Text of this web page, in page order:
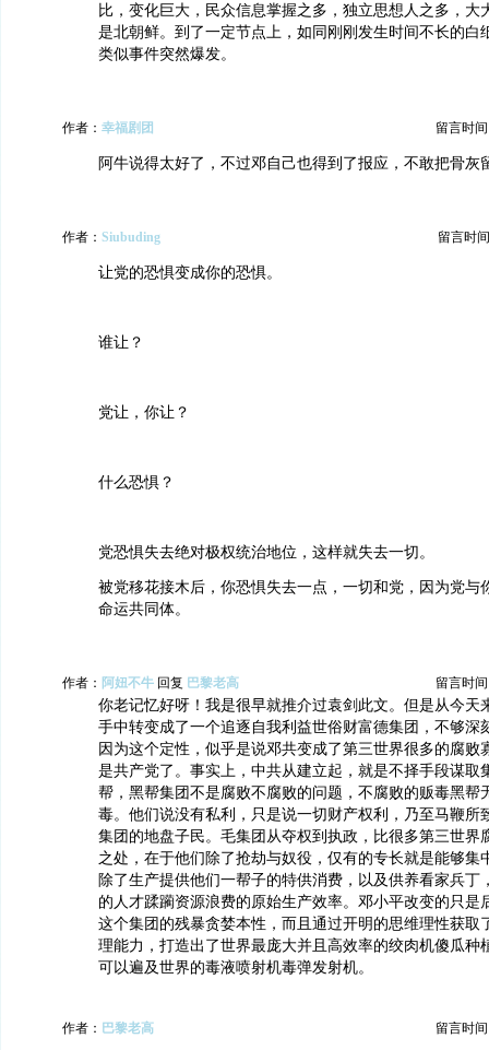
比，变化巨大，民众信息掌握之多，独立思想人之多，大
是北朝鲜。到了一定节点上，如同刚刚发生时间不长的白
类似事件突然爆发。
作者： 幸福剧团 留言时间
阿牛说得太好了，不过邓自己也得到了报应，不敢把骨灰
作者： Siubuding 留言时
让党的恐惧变成你的恐惧。
谁让？
党让，你让？
什么恐惧？
党恐惧失去绝对极权统治地位，这样就失去一切。
被党移花接木后，你恐惧失去一点，一切和党，因为党与
命运共同体。
作者： 阿妞不牛 回复 巴黎老高 留言时间
你老记忆好呀！我是很早就推介过袁剑此文。但是从今天
手中转变成了一个追逐自我利益世俗财富德集团，不够深
因为这个定性，似乎是说邓共变成了第三世界很多的腐败
是共产党了。事实上，中共从建立起，就是不择手段谋取
帮，黑帮集团不是腐败不腐败的问题，不腐败的贩毒黑帮
毒。他们说没有私利，只是说一切财产权利，乃至马鞭所
集团的地盘子民。毛集团从夺权到执政，比很多第三世界
之处，在于他们除了抢劫与奴役，仅有的专长就是能够集
除了生产提供他们一帮子的特供消费，以及供养看家兵丁
的人才蹂躏资源浪费的原始生产效率。邓小平改变的只是
这个集团的残暴贪婪本性，而且通过开明的思维理性获取
理能力，打造出了世界最庞大并且高效率的绞肉机傻瓜种
可以遍及世界的毒液喷射机毒弹发射机。
作者： 巴黎老高 留言时间